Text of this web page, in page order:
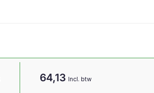
64,13 Incl. btw